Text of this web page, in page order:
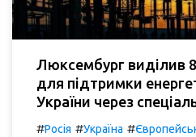
Люксембург виділив
для підтримки
України через
#Росія #Україна #